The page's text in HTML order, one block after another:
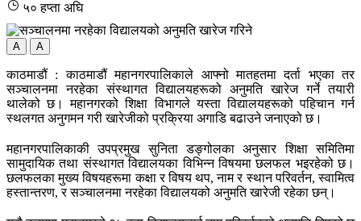
५० हप्ता अघि
A A
काठमाडौं : काठमाडौं महानगरपालिकाले आफ्नो मातहतमा दर्ता भएका तर
सञ्चालनमा नरहेका संस्थागत विद्यालयहरूको अनुमति खारेज गर्ने तयारी
थालेको छ। महानगरको शिक्षा विभागले यस्ता विद्यालयहरूको पहिचान गर्न
स्थलगत अनुगमन गरी खारेजीको प्रक्रिया अगाडि बढाउने जनाएको छ।
महानगरपालिकाकी उपप्रमुख सुनिता डङ्गोलका अनुसार शिक्षा समितिमा
सामुदायिक तथा संस्थागत विद्यालयका विभिन्न विषयमा छलफल भइरहेको छ।
छलफलका मुख्य विषयहरूमा कक्षा र विषय थप, नाम र स्थान परिवर्तन, स्वामित्व
हस्तान्तरण, र सञ्चालनमा नरहेका विद्यालयको अनुमति खारेजी रहेका छन्।